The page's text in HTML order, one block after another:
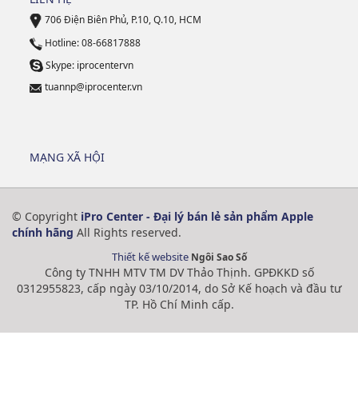
706 Điện Biên Phủ, P.10, Q.10, HCM
Hotline: 08-66817888
Skype: iprocentervn
tuannp@iprocenter.vn
MẠNG XÃ HỘI
© Copyright iPro Center - Đại lý bán lẻ sản phẩm Apple
chính hãng All Rights reserved.
Thiết kế website Ngôi Sao Số
Công ty TNHH MTV TM DV Thảo Thịnh. GPĐKKD số
0312955823, cấp ngày 03/10/2014, do Sở Kế hoạch và đầu tư
TP. Hồ Chí Minh cấp.